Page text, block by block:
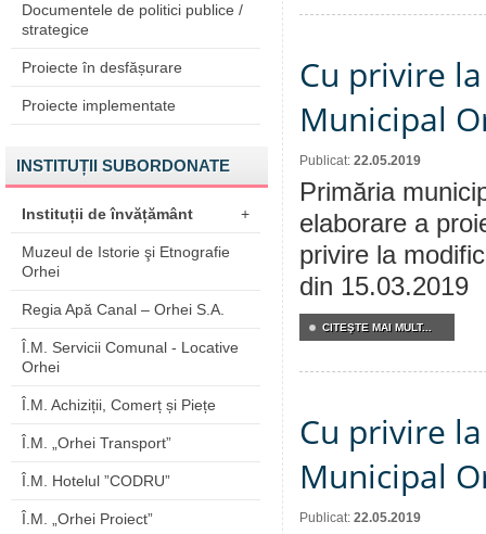
Documentele de politici publice /
strategice
Proiecte în desfășurare
Proiecte implementate
INSTITUȚII SUBORDONATE
Instituții de învățământ +
Muzeul de Istorie şi Etnografie
Orhei
Regia Apă Canal – Orhei S.A.
Î.M. Servicii Comunal - Locative
Orhei
Î.M. Achiziții, Comerț și Piețe
Î.M. „Orhei Transport”
Î.M. Hotelul ”CODRU”
Î.M. „Orhei Proiect”
Cu privire
Municipal
Publicat: 22.05.2019
Primăria
elaborare a
privire la
din 15.03.2019
CITEŞTE MAI MULT...
Cu privire
Municipal
Publicat: 22.05.2019